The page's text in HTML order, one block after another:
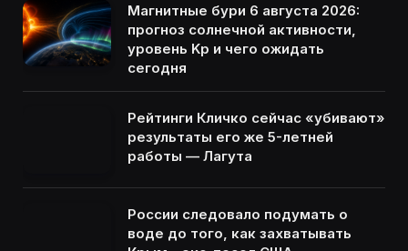
Магнитные бури 6 августа 2026:
прогноз солнечной активности,
уровень Kp и чего ожидать
сегодня
Рейтинги Кличко сейчас «убивают»
результаты его же 5-летней
работы — Лагута
России следовало подумать о
воде до того, как захватывать